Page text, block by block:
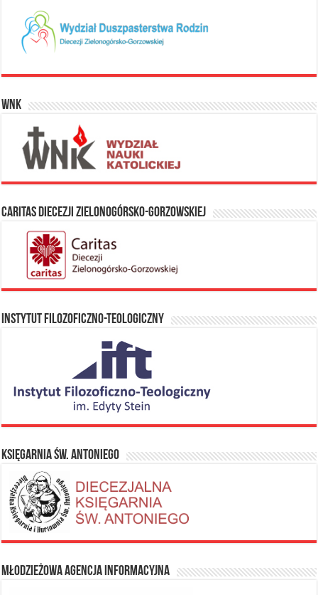
WNK
Caritas Diecezji Zielonogórsko-Gorzowskiej
Instytut Filozoficzno-Teologiczny
Księgarnia Św. Antoniego
Młodzieżowa Agencja Informacyjna